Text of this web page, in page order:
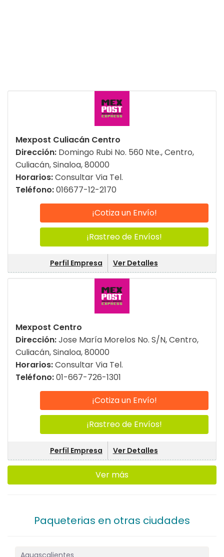
Mexpost Culiacán Centro
Dirección: Domingo Rubi No. 560 Nte., Centro,
Culiacán, Sinaloa, 80000
Horarios:Consultar Via Tel.
Teléfono:016677-12-2170
¡Cotiza un Envío!
¡Rastreo de Envíos!
Perfil Empresa Ver Detalles
Mexpost Centro
Dirección:Jose María Morelos No. S/N, Centro,
Culiacán, Sinaloa, 80000
Horarios:Consultar Via Tel.
Teléfono:01-667-726-1301
¡Cotiza un Envío!
¡Rastreo de Envíos!
Perfil Empresa Ver Detalles
Ver más
Paqueterias en otras ciudades